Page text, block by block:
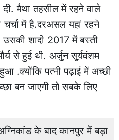
मैथा तहसील में रहने वाले
चर्चा में है.दरअसल यहां रहने
उसकी शादी 2017 में बस्ती
से हुई थी. अर्जुन सूर्यवंशम
.क्योंकि पत्नी पढ़ाई में अच्छी
बन जाएगी तो सबके लिए
के बाद कानपुर में बड़ा